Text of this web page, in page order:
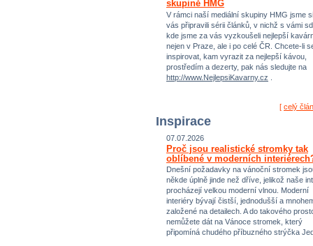
skupině HMG
V rámci naší mediální skupiny HMG jsme
vás připravili sérii článků, v nichž s vámi
kde jsme za vás vyzkoušeli nejlepší
nejen v Praze, ale i po celé ČR. Chcete-li
inspirovat, kam vyrazit za nejlepší kávou,
prostředím a dezerty, pak nás sledujte na
http://www.NejlepsiKavarny.cz
[ celý
Inspirace
07.07.2026
Proč jsou realistické stromky tak
oblíbené v moderních
Dnešní požadavky na vánoční stromek
někde úplně jinde než dříve, jelikož naše
procházejí velkou moderní vlnou. Moderní
interiéry bývají čistší, jednodušší a
založené na detailech. A do takového
nemůžete dát na Vánoce stromek, který
připomíná chudého příbuzného strýčka